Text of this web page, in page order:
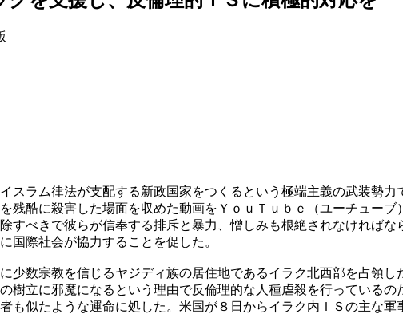
スラム律法が支配する新政国家をつくるという極端主義の武装勢
残酷に殺害した場面を収めた動画をＹｏｕＴｕｂｅ（ユーチュー
すべきで彼らが信奉する排斥と暴力、憎しみも根絶されなければ
国際社会が協力することを促した。
少数宗教を信じるヤジディ族の居住地であるイラク北西部を占領
樹立に邪魔になるという理由で反倫理的な人種虐殺を行っている
も似たような運命に処した。米国が８日からイラク内ＩＳの主な軍